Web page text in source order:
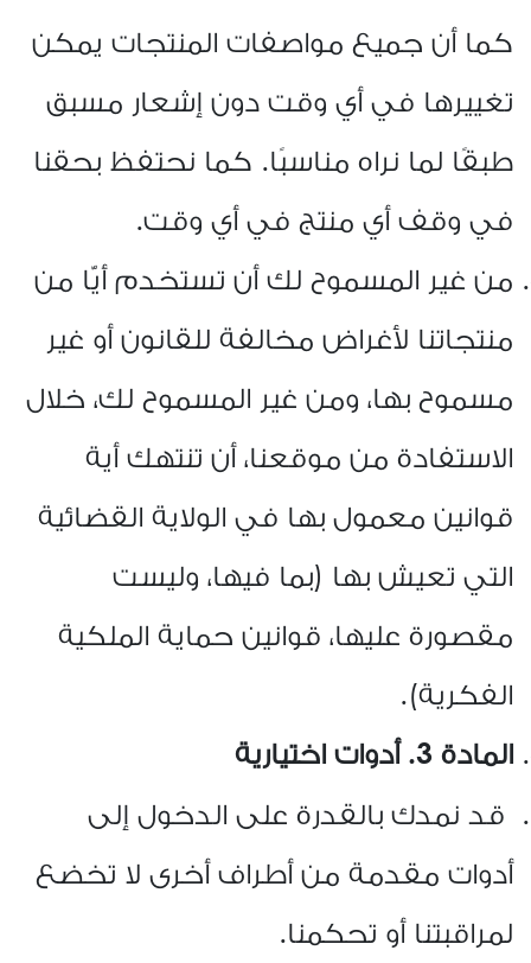
كما أن جميع مواصفات المنتجات يمكن
تغييرها في أي وقت دون إشعار مسبق
طبقًا لما نراه مناسبًا. كما نحتفظ بحقنا
في وقف أي منتج في أي وقت.
من غير المسموح لك أن تستخدم أيًّا من
منتجاتنا لأغراض مخالفة للقانون أو غير
مسموح بها، ومن غير المسموح لك، خلال
الاستفادة من موقعنا، أن تنتهك أية
قوانين معمول بها في الولاية القضائية
التي تعيش بها (بما فيها، وليست
مقصورة عليها، قوانين حماية الملكية
الفكرية).
المادة 3. أدوات اختيارية
قد نمدك بالقدرة على الدخول إلى
أدوات مقدمة من أطراف أخرى لا تخضع
لمراقبتنا أو تحكمنا.